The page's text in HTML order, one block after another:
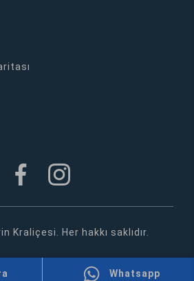
Kraliçesi. Her hakkı saklıdır.
Whatsapp